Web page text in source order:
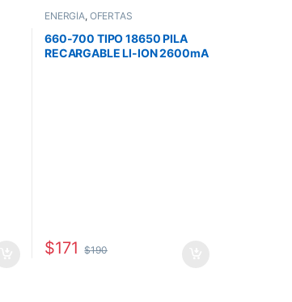
ENERGÍA, OFERTAS
660-700 TIPO 18650 PILA
RECARGABLE LI-ION 2600mA
$171 $190